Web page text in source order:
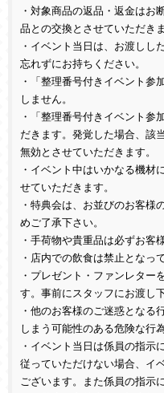
・対象商品の返品・返金はお
品との交換とさせていただきま
・イベント当日は、お渡しし
忘れずにお持ちください。
・「整理番号付きイベント参
しません。
・「整理番号付きイベント参
だきます。発覚した場合、該
無効とさせていただきます。
・イベント中はいかなる機材
せていただきます。
・特典会は、お並びのお客様
めご了承下さい。
・手荷物や貴重品は必ずお客
・店内での飲食は禁止となっ
・プレゼント・ファンレター
す。事前にスタッフにお渡し下
・他のお客様のご迷惑となる
しまう可能性のある危険な行
・イベント当日は係員の指示
従っていただけない場合、イ
ございます。また係員の指示